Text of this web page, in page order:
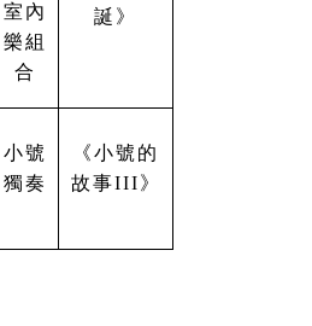
室內
樂組
合
誕》
小號
獨奏
《小號的
故事III》